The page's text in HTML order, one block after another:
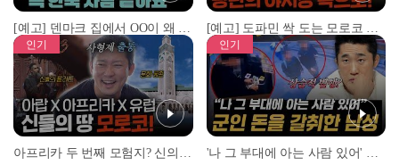
[예고] 덴마크 집에서 OO이 왜 나와...? 이상할 정도로 한국을 사랑하는 우리 형을 제보합니다! [예고] 도파민 싹 도는 모로코 야시장 투어!
인기 인기